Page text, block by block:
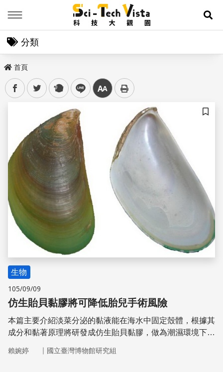
展
分類
首頁
facebooktwitter plurk line 中
儲存
生物
105/09/09
仿生貽貝黏膠將可降低胎兒手術風險
本篇主要介紹淡菜分泌的黏液能在海水中固定殼體，根據其
成分和黏著原理將研發成仿生貽貝黏膠，做為潮濕環境下的
止手術導致的胎膜早破症
賴婉婷 ｜ 國立臺灣博物館研究組